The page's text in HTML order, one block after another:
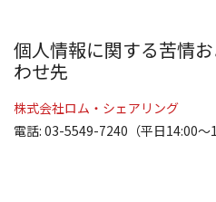
個人情報に関する苦情
わせ先
株式会社ロム・シェアリング
電話: 03-5549-7240（平日14:00～